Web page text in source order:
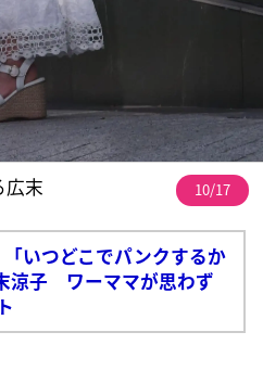
広末 10/17
「いつどこでパンクするか
涼子 ワーママが思わず